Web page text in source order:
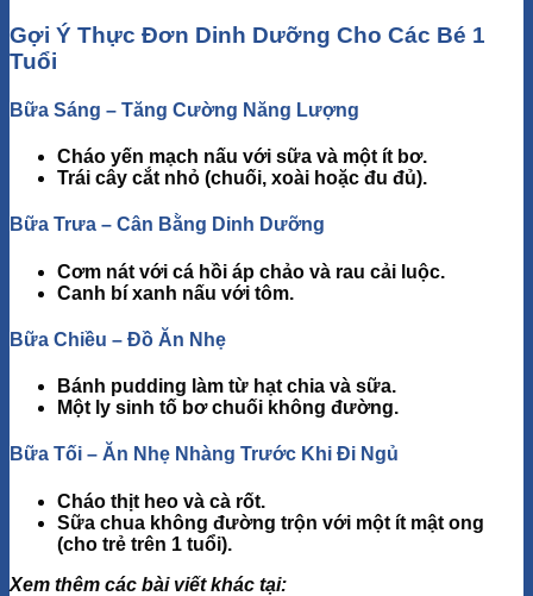
Gợi Ý Thực Đơn Dinh Dưỡng Cho Các Bé 1
Tuổi
Bữa Sáng – Tăng Cường Năng Lượng
Cháo yến mạch nấu với sữa và một ít bơ.
Trái cây cắt nhỏ (chuối, xoài hoặc đu đủ).
Bữa Trưa – Cân Bằng Dinh Dưỡng
Cơm nát với cá hồi áp chảo và rau cải luộc.
Canh bí xanh nấu với tôm.
Bữa Chiều – Đồ Ăn Nhẹ
Bánh pudding làm từ hạt chia và sữa.
Một ly sinh tố bơ chuối không đường.
Bữa Tối – Ăn Nhẹ Nhàng Trước Khi Đi Ngủ
Cháo thịt heo và cà rốt.
Sữa chua không đường trộn với một ít mật ong
(cho trẻ trên 1 tuổi).
Xem thêm các bài viết khác tại: